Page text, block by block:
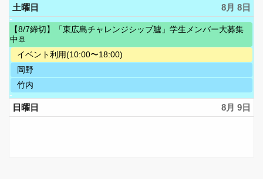
7th
2026
月
7th
2026
日,
8
月
7th
2026
土曜日 8月 8
水
曜
日,
7
1st
2026
【8/7締切】「東広島チャレンジシップ艫」学生メンバー大募集
中🚢
土
曜
日,
8
月
8th
2026
イベント利用(10:00〜18:00)
土
曜
日,
8
月
8th
岡野
土
曜
日,
8
竹内
日曜日 8月 9